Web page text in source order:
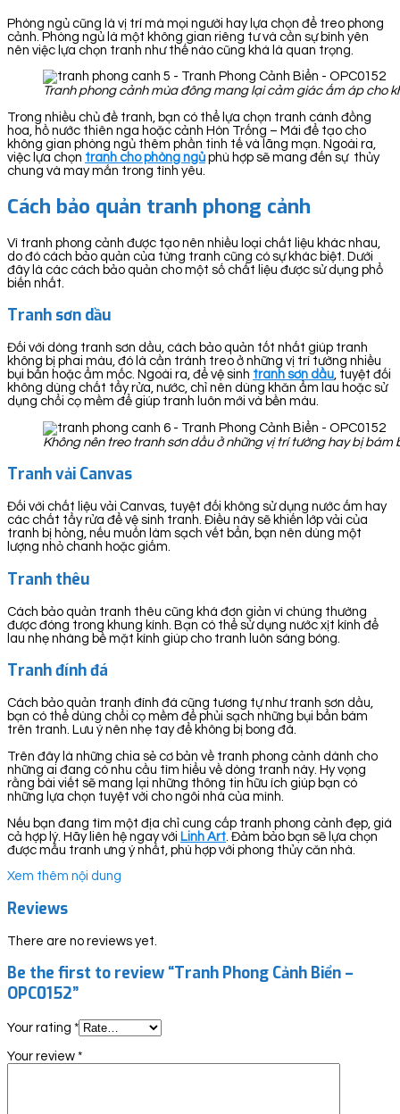
Phòng ngủ cũng là vị trí mà mọi người hay lựa chọn để treo phong
cảnh. Phòng ngủ là một không gian riêng tư và cần sự bình yên
nên việc lựa chọn tranh như thế nào cũng khá là quan trọng.
Tranh phong cảnh mùa đông mang lại cảm giác ấm áp cho
Trong nhiều chủ đề tranh, bạn có thể lựa chọn tranh cánh đồng
hoa, hồ nước thiên nga hoặc cảnh Hòn Trống – Mái để tạo cho
không gian phòng ngủ thêm phần tinh tế và lãng mạn. Ngoài ra,
việc lựa chọn tranh cho phòng ngủ phù hợp sẽ mang đến sự thủy
chung và may mắn trong tình yêu.
Cách bảo quản tranh phong cảnh
Vì tranh phong cảnh được tạo nên nhiều loại chất liệu khác nhau,
do đó cách bảo quản của từng tranh cũng có sự khác biệt. Dưới
đây là các cách bảo quản cho một số chất liệu được sử dụng phổ
biến nhất.
Tranh sơn dầu
Đối với dòng tranh sơn dầu, cách bảo quản tốt nhất giúp tranh
không bị phai màu, đó là cần tránh treo ở những vị trí tường nhiều
bụi bẩn hoặc ẩm mốc. Ngoài ra, để vệ sinh tranh sơn dầu, tuyệt đối
không dùng chất tẩy rửa, nước, chỉ nên dùng khăn ẩm lau hoặc sử
dụng chổi cọ mềm để giúp tranh luôn mới và bền màu.
Không nên treo tranh sơn dầu ở những vị trí tường hay bị bám
Tranh vải Canvas
Đối với chất liệu vải Canvas, tuyệt đối không sử dụng nước ấm hay
các chất tẩy rửa để vệ sinh tranh. Điều này sẽ khiến lớp vải của
tranh bị hỏng, nếu muốn làm sạch vết bẩn, bạn nên dùng một
lượng nhỏ chanh hoặc giấm.
Tranh thêu
Cách bảo quản tranh thêu cũng khá đơn giản vì chúng thường
được đóng trong khung kính. Bạn có thể sử dụng nước xịt kính để
lau nhẹ nhàng bề mặt kính giúp cho tranh luôn sáng bóng.
Tranh đính đá
Cách bảo quản tranh đính đá cũng tương tự như tranh sơn dầu,
bạn có thể dùng chổi cọ mềm để phủi sạch những bụi bẩn bám
trên tranh. Lưu ý nên nhẹ tay để không bị bong đá.
Trên đây là những chia sẻ cơ bản về tranh phong cảnh dành cho
những ai đang có nhu cầu tìm hiểu về dòng tranh này. Hy vọng
rằng bài viết sẽ mang lại những thông tin hữu ích giúp bạn có
những lựa chọn tuyệt vời cho ngôi nhà của mình.
Nếu bạn đang tìm một địa chỉ cung cấp tranh phong cảnh đẹp, giá
cả hợp lý. Hãy liên hệ ngay với Linh Art . Đảm bảo bạn sẽ lựa chọn
được mẫu tranh ưng ý nhất, phù hợp với phong thủy căn nhà.
Xem thêm nội dung
Reviews
There are no reviews yet.
Be the first to review “Tranh Phong Cảnh Biển –
OPC0152”
Your rating *
Your review *